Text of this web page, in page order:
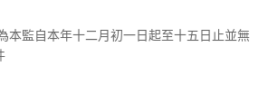
本監自本年十二月初一日起至十五日止並無